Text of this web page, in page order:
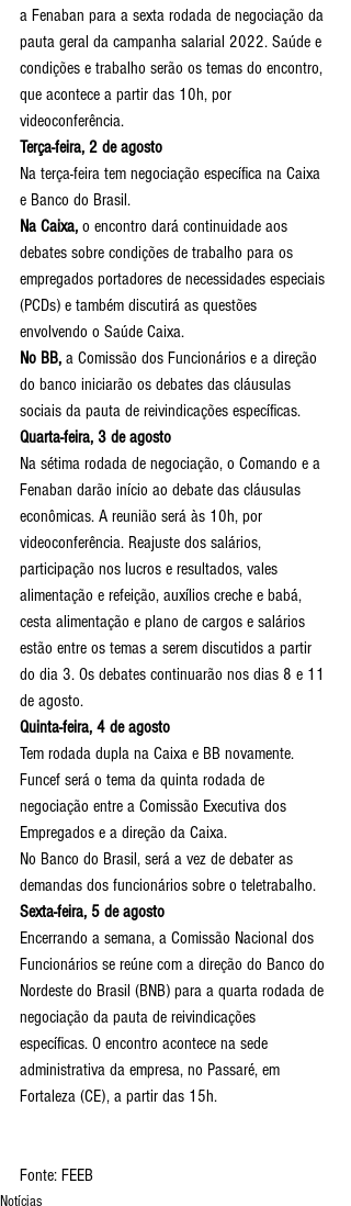
a Fenaban para a sexta rodada de negociação da
pauta geral da campanha salarial 2022. Saúde e
condições e trabalho serão os temas do encontro,
que acontece a partir das 10h, por
videoconferência.
Terça-feira, 2 de agosto
Na terça-feira tem negociação específica na Caixa
e Banco do Brasil.
Na Caixa, o encontro dará continuidade aos
debates sobre condições de trabalho para os
empregados portadores de necessidades especiais
(PCDs) e também discutirá as questões
envolvendo o Saúde Caixa.
No BB, a Comissão dos Funcionários e a direção
do banco iniciarão os debates das cláusulas
sociais da pauta de reivindicações específicas.
Quarta-feira, 3 de agosto
Na sétima rodada de negociação, o Comando e a
Fenaban darão início ao debate das cláusulas
econômicas. A reunião será às 10h, por
videoconferência. Reajuste dos salários,
participação nos lucros e resultados, vales
alimentação e refeição, auxílios creche e babá,
cesta alimentação e plano de cargos e salários
estão entre os temas a serem discutidos a partir
do dia 3. Os debates continuarão nos dias 8 e 11
de agosto.
Quinta-feira, 4 de agosto
Tem rodada dupla na Caixa e BB novamente.
Funcef será o tema da quinta rodada de
negociação entre a Comissão Executiva dos
Empregados e a direção da Caixa.
No Banco do Brasil, será a vez de debater as
demandas dos funcionários sobre o teletrabalho.
Sexta-feira, 5 de agosto
Encerrando a semana, a Comissão Nacional dos
Funcionários se reúne com a direção do Banco do
Nordeste do Brasil (BNB) para a quarta rodada de
negociação da pauta de reivindicações
específicas. O encontro acontece na sede
administrativa da empresa, no Passaré, em
Fortaleza (CE), a partir das 15h.
Fonte: FEEB
Notícias